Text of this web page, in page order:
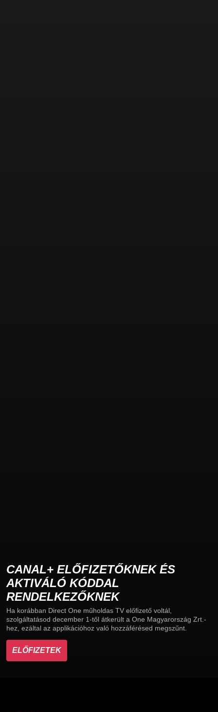
CANAL+ ELŐFIZETŐKNEK ÉS
AKTIVÁLÓ KÓDDAL
RENDELKEZŐKNEK
Ha korábban Direct One műholdas TV előfizető voltál,
szolgáltatásod december 1-től átkerült a One Magyarország Zrt.-
hez, ezáltal az applikációhoz való hozzáférésed megszűnt.
ELŐFIZETEK